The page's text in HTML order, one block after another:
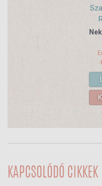
KAPCSOLÓDÓ CIKKEK